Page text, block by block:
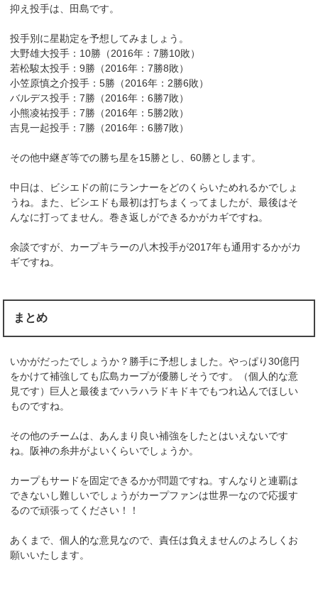
抑え投手は、田島です。
投手別に星勘定を予想してみましょう。
大野雄大投手：10勝（2016年：7勝10敗）
若松駿太投手：9勝（2016年：7勝8敗）
小笠原慎之介投手：5勝（2016年：2勝6敗）
バルデス投手：7勝（2016年：6勝7敗）
小熊凌祐投手：7勝（2016年：5勝2敗）
吉見一起投手：7勝（2016年：6勝7敗）
その他中継ぎ等での勝ち星を15勝とし、60勝とします。
中日は、ビシエドの前にランナーをどのくらいためれるかでしょ
うね。また、ビシエドも最初は打ちまくってましたが、最後はそ
んなに打ってません。巻き返しができるかがカギですね。
余談ですが、カープキラーの八木投手が2017年も通用するかがカ
ギですね。
まとめ
いかがだったでしょうか？勝手に予想しました。やっぱり30億円
をかけて補強しても広島カープが優勝しそうです。（個人的な意
見です）巨人と最後までハラハラドキドキでもつれ込んでほしい
ものですね。
その他のチームは、あんまり良い補強をしたとはいえないです
ね。阪神の糸井がよいくらいでしょうか。
カープもサードを固定できるかが問題ですね。すんなりと連覇は
できないし難しいでしょうがカープファンは世界一なので応援す
るので頑張ってください！！
あくまで、個人的な意見なので、責任は負えませんのよろしくお
願いいたします。